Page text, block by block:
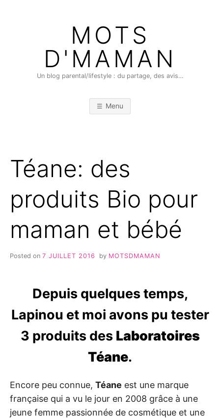
MOTS
D'MAMAN
Un blog parental/lifestyle : du partage, des avis…
Menu
Téane: des
produits Bio pour
maman et bébé
Posted on 7 JUILLET 2016 by MOTSDMAMAN
Depuis quelques temps,
Lapinou et moi avons pu tester
3 produits des Laboratoires
Téane.
Encore peu connue, Téane est une marque
française qui a vu le jour en 2008 grâce à une
jeune femme passionnée de cosmétique et une